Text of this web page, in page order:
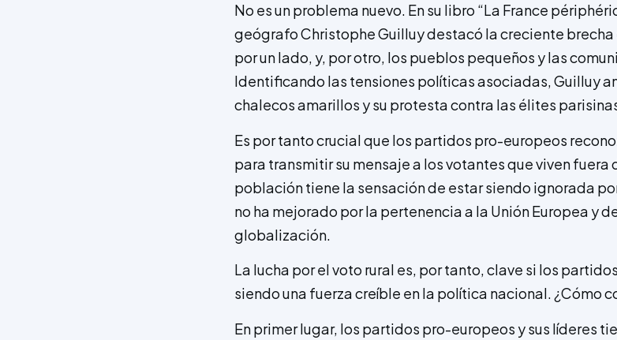
No es un problema nuevo. En su libro “La France
geógrafo Christophe Guilluy destacó la creciente brecha
por un lado, y, por otro, los pueblos pequeños y las
Identificando las tensiones políticas asociadas, Guilluy
chalecos amarillos y su protesta contra las élites
Es por tanto crucial que los partidos pro-europeos
para transmitir su mensaje a los votantes que viven
población tiene la sensación de estar siendo ignorada
no ha mejorado por la pertenencia a la Unión Europea y
globalización.
La lucha por el voto rural es, por tanto, clave si los
siendo una fuerza creíble en la política nacional. ¿Cómo
En primer lugar, los partidos pro-europeos y sus líderes